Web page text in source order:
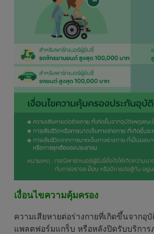
เงื่อนไขความคุ้มครอง
ความเสียหายต่อร่างกายที่เกิดขึ้นจากอุ
แพลตฟอร์มแกร็บ หรือหลังปิดรับบริกา